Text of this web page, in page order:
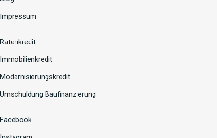
Impressum
Ratenkredit
Immobilienkredit
Modernisierungskredit
Umschuldung Baufinanzierung
Facebook